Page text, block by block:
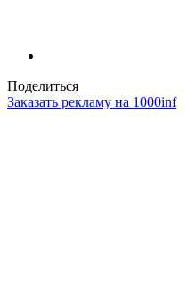
Поделиться
Заказать рекламу на 1000inf